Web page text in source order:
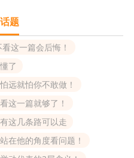
题
这一篇会后悔！
了
远就怕你不敢做！
这一篇就够了！
这几条路可以走
在他的角度看问题！